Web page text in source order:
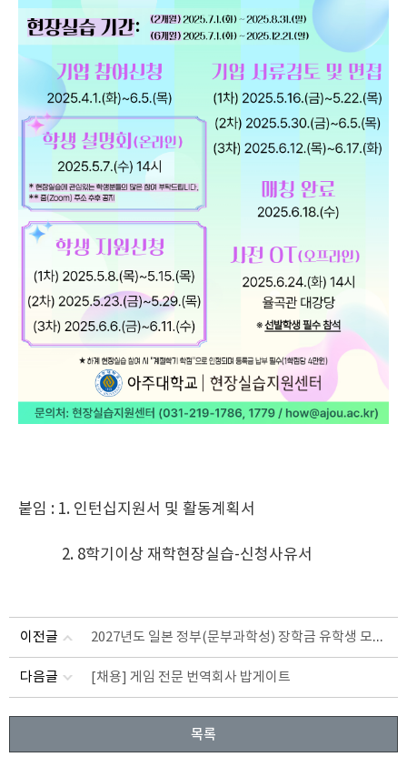
붙임 : 1. 인턴십지원서 및 활동계획서
2. 8학기이상 재학현장실습-신청사유서
이전글 2027년도 일본 정부(문부과학성) 장학금 유학생 모집•선발에 관한 사전 안내(연구유학생 일한공동 고등교육 유학생 교류사업(석사 박사 과정) 학부유학생 전수학교 유학생)
다음글 [채용] 게임 전문 번역회사 밥게이트
목록